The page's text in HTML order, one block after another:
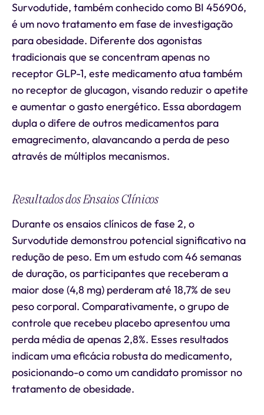
Survodutide, também conhecido como BI 456906,
é um novo tratamento em fase de investigação
para obesidade. Diferente dos agonistas
tradicionais que se concentram apenas no
receptor GLP-1, este medicamento atua também
no receptor de glucagon, visando reduzir o apetite
e aumentar o gasto energético. Essa abordagem
dupla o difere de outros medicamentos para
emagrecimento, alavancando a perda de peso
através de múltiplos mecanismos.
Resultados dos Ensaios Clínicos
Durante os ensaios clínicos de fase 2, o
Survodutide demonstrou potencial significativo na
redução de peso. Em um estudo com 46 semanas
de duração, os participantes que receberam a
maior dose (4,8 mg) perderam até 18,7% de seu
peso corporal. Comparativamente, o grupo de
controle que recebeu placebo apresentou uma
perda média de apenas 2,8%. Esses resultados
indicam uma eficácia robusta do medicamento,
posicionando-o como um candidato promissor no
tratamento de obesidade.